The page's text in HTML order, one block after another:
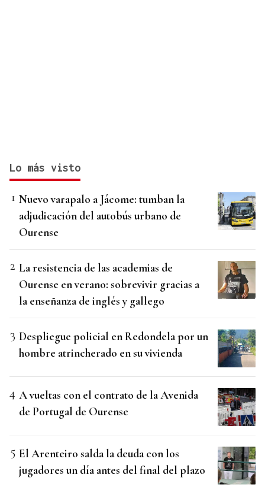
Lo más visto
Nuevo varapalo a Jácome: tumban la
adjudicación del autobús urbano de
Ourense
La resistencia de las academias de
Ourense en verano: sobrevivir gracias a
la enseñanza de inglés y gallego
Despliegue policial en Redondela por un
hombre atrincherado en su vivienda
A vueltas con el contrato de la Avenida
de Portugal de Ourense
El Arenteiro salda la deuda con los
jugadores un día antes del final del plazo